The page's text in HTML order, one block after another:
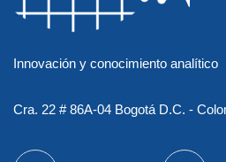
Innovación y conocimiento analítico
Cra. 22 # 86A-04 Bogotá D.C. -